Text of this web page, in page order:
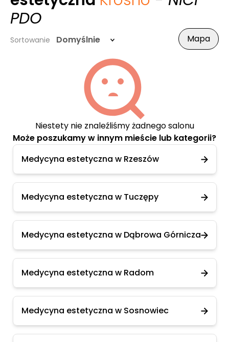
PDO
Sortowanie Domyślnie Mapa
Niestety nie znaleźliśmy żadnego salonu
Może poszukamy w innym mieście lub kategorii?
Medycyna estetyczna w Rzeszów
Medycyna estetyczna w Tuczępy
Medycyna estetyczna w Dąbrowa Górnicza
Medycyna estetyczna w Radom
Medycyna estetyczna w Sosnowiec